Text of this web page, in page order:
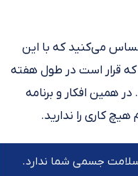
می‌کنید که با این
که قرار است در طول هفته
همین افکار و برنامه
کاری را ندارید.
جسمی شما ندارد.